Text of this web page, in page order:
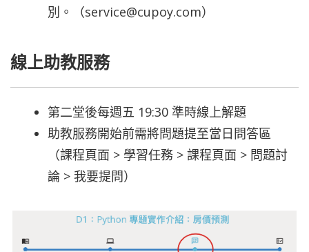
別。（service@cupoy.com）
線上助教服務
第二堂後每週五 19:30 準時線上解題
助教服務開始前需將問題提至當日問答區
（課程頁面 > 學習任務 > 課程頁面 > 問題討
論 > 我要提問）